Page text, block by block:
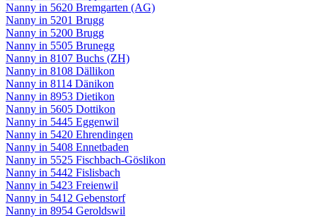
Nanny in 5620 Bremgarten (AG)
Nanny in 5201 Brugg
Nanny in 5200 Brugg
Nanny in 5505 Brunegg
Nanny in 8107 Buchs (ZH)
Nanny in 8108 Dällikon
Nanny in 8114 Dänikon
Nanny in 8953 Dietikon
Nanny in 5605 Dottikon
Nanny in 5445 Eggenwil
Nanny in 5420 Ehrendingen
Nanny in 5408 Ennetbaden
Nanny in 5525 Fischbach-Göslikon
Nanny in 5442 Fislisbach
Nanny in 5423 Freienwil
Nanny in 5412 Gebenstorf
Nanny in 8954 Geroldswil